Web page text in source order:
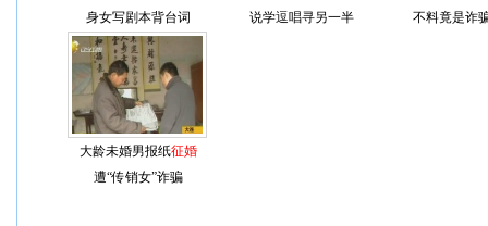
身女写剧本背台词
说学逗唱寻另一半
不料竟是诈
大龄未婚男报纸征婚
遭“传销女”诈骗